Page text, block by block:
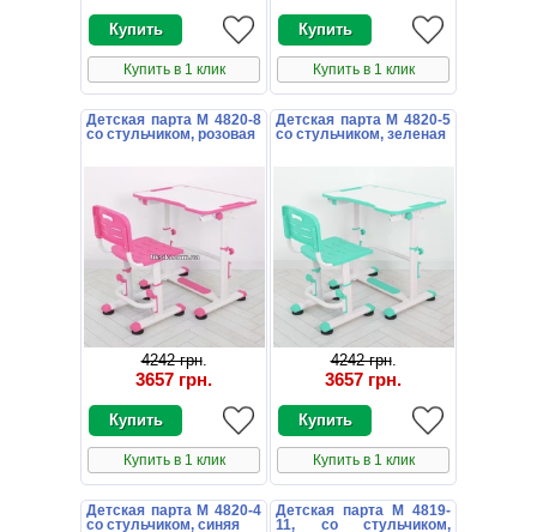
Купить в 1 клик Купить в 1 клик
Детская парта M 4820-8
со стульчиком, розовая
4242 грн.
3657 грн.
Купить в 1 клик
Детская парта M 4820-5
со стульчиком, зеленая
4242 грн.
3657 грн.
Купить в 1 клик
Детская парта M 4820-4
со стульчиком, синяя
Детская парта M 4819-
11, со стульчиком,